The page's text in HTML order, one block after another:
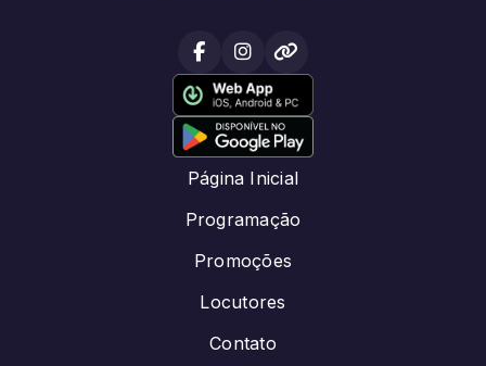
Página Inicial
Programação
Promoções
Locutores
Contato